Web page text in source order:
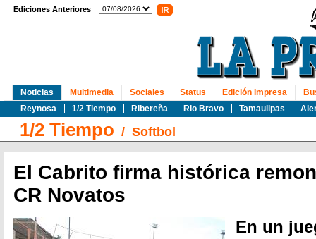
Ediciones Anteriores
Noticias
Reynosa
1/2 Tiempo Ribereña Rio Bravo Tamaulipas
Multimedia Sociales Status Edición Impresa
1/2 Tiempo / Softbol
El Cabrito firma histórica
CR Novatos
En un